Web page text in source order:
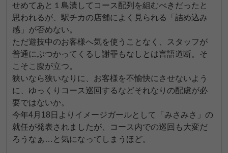
せめてあと１島潰してコース配列を組むべきだったと
思われるが、駅チカの店舗によく見られる「詰め込み
感」が否めない。
ただ遊技中のお客様へ気を使うことなく、スタッフが
普通にぶつかってくるし謝罪もなしとは言語道断。そ
こそこ腹が立つ。
狭いなら狭いなりに、お客様を不愉快にさせないよう
に、ゆっくりコース巡回するなどそれなりの配慮が必
要ではないか。
今年4月18日よりイメージガールとして「みさみさ」の
就任が発表されましたが、コース内での巡回も大変だ
ろうなぁ…と気になってしまうほど。